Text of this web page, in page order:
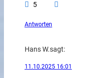
5
Antworten
Hans W.sagt:
11.10.2025 16:01